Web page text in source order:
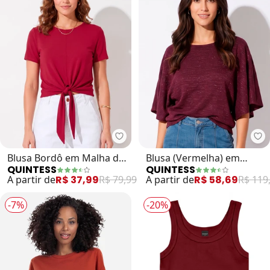
Quintess - Blusa Bordô em
Blusa Bordô em Malha de
Viscose com Nó Frontal e
Manga Curta
QUINTESS
A partir deR$ 37,99R$ 79,99
Blusa (Vermelha) em
Malha com Lurex
QUINTESS
A partir deR$ 58,69R$
-7%
-20%